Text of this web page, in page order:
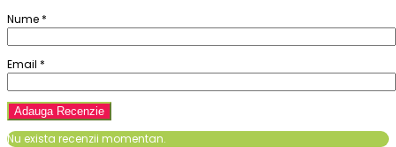
Nume *
Email *
Nu exista recenzii momentan.